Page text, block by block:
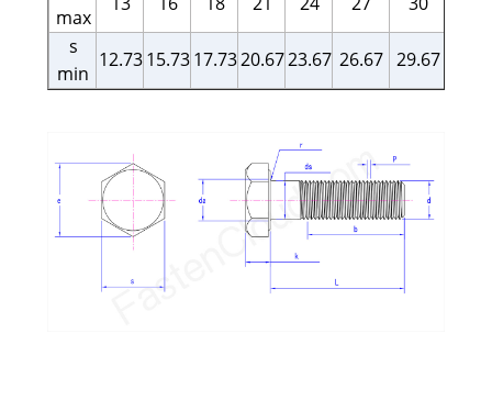
max
s
min
12.73 15.73 17.7320.6723.67 26.67 29.67